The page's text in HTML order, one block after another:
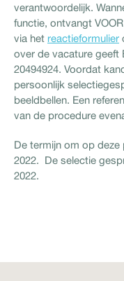
verantwoordelijk.
functie, ontvangt
via het reactieformulier
over de vacature geeft
20494924. Voordat
persoonlijk
beeldbellen. Een
van de procedure
De termijn om op deze
2022. De selectie
2022.